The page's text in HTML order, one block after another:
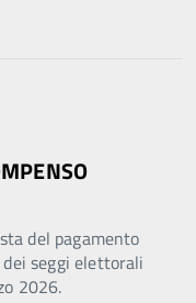
del pagamento
seggi elettorali
2026.